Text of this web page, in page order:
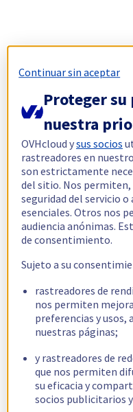
Continuar sin aceptar
Proteger
nuestra
OVHcloud ysus socios
rastreadores en
son estrictamente
del sitio. Nos
seguridad del servicio
esenciales. Otros nos
audiencia anónimas.
de consentimiento.
Sujeto a su
rastreadores de
nos permiten
preferencias y usos,
nuestras páginas;
y rastreadores de
que nos permiten
su eficacia y
socios publicitarios